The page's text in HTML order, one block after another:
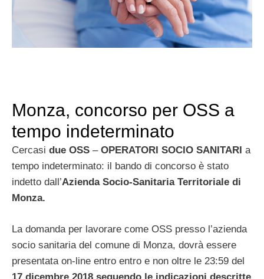
Monza, concorso per OSS a
tempo indeterminato
Cercasi due OSS – OPERATORI SOCIO SANITARI a
tempo indeterminato: il bando di concorso è stato
indetto dall’Azienda Socio-Sanitaria Territoriale di
Monza.
La domanda per lavorare come OSS presso l’azienda
socio sanitaria del comune di Monza, dovrà essere
presentata on-line entro entro e non oltre le 23:59 del